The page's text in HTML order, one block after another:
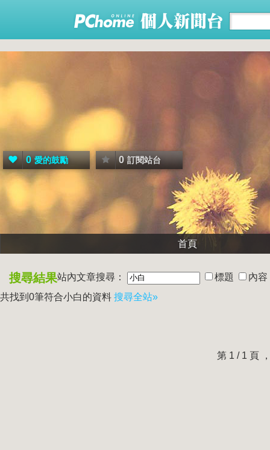
0 愛的鼓勵 0 訂閱站台
首頁
搜尋結果站內文章搜尋： 標題
內容
共找到0筆符合小白的資料 搜尋全站»
第 1 / 1